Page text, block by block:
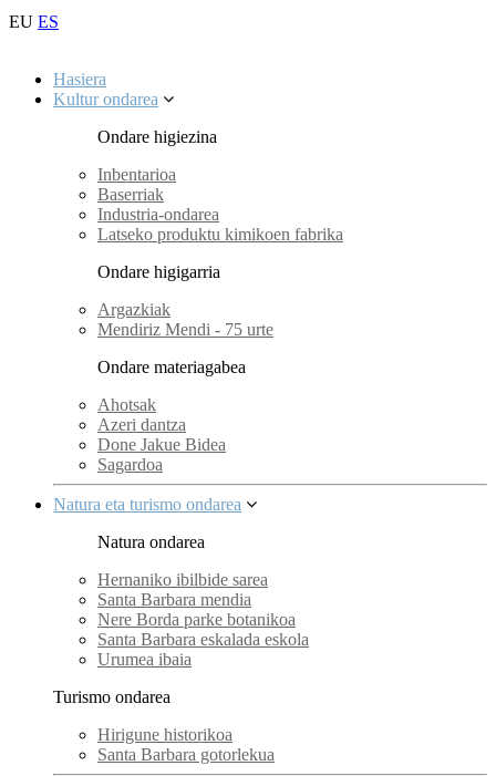
EU ES
Hasiera
Kultur ondarea
Ondare higiezina
Inbentarioa
Baserriak
Industria-ondarea
Latseko produktu kimikoen fabrika
Ondare higigarria
Argazkiak
Mendiriz Mendi - 75 urte
Ondare materiagabea
Ahotsak
Azeri dantza
Done Jakue Bidea
Sagardoa
Natura eta turismo ondarea
Natura ondarea
Hernaniko ibilbide sarea
Santa Barbara mendia
Nere Borda parke botanikoa
Santa Barbara eskalada eskola
Urumea ibaia
Turismo ondarea
Hirigune historikoa
Santa Barbara gotorlekua